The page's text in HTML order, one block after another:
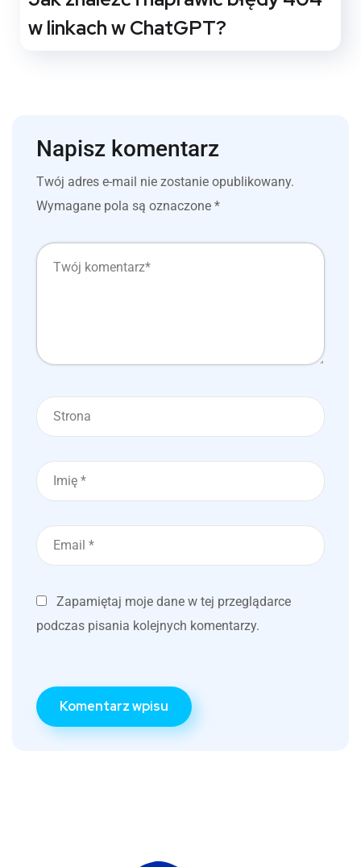
w linkach w ChatGPT?
Napisz komentarz
Twój adres e-mail nie zostanie opublikowany.
Wymagane pola są oznaczone *
Zapamiętaj moje dane w tej przeglądarce
podczas pisania kolejnych komentarzy.